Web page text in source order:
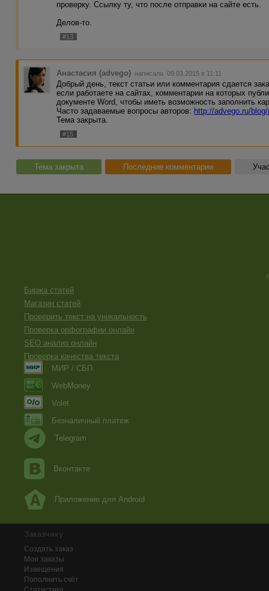
проверку. Ссылку ту, что после отправки на сайте есть.
Делов-то.
#13
Анастасия (advego) написала 09.03.2015 в 11:11
Добрый день, текст статьи или комментария сдается
если работаете на сайтах, комментарии на которых
документе Word, чтобы иметь возможность заполнить
Часто задаваемые вопросы авторов: http://advego.ru/
Тема закрыта.
#15
Тема закрыта Последние комментарии
Биржа статей
Магазин статей
Проверить текст на уникальность
Проверка орфографии онлайн
SEO анализ онлайн
Проверка качества текста
МИР / СБП
WebMoney
Volet
Безналичный платеж
Telegram
Вконтакте
Приложение для Android
Заказчику
Создать заказ
Мои заказы
Извещения
Пополнить счёт